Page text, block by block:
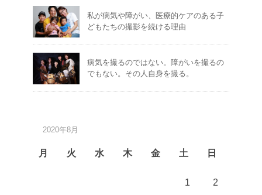
私が病気や障がい、医療的ケアのある子
どもたちの撮影を続ける理由
病気を撮るのではない。障がいを撮るの
でもない。その人自身を撮る。
2020年8月
月 火 水 木 金 土 日
1 2